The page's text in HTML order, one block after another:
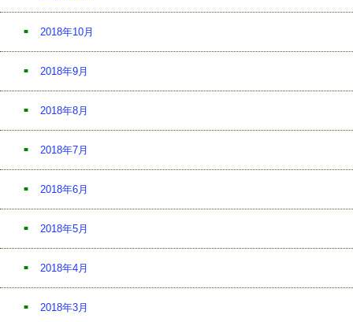
2018年10月
2018年9月
2018年8月
2018年7月
2018年6月
2018年5月
2018年4月
2018年3月